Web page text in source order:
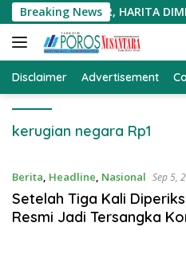
Langsung
ke
konten
Breaking News
PROSEDUR, HARITA
Disclaimer Advertisement
kerugian negara Rp1
Berita, Headline, Nasional Sep 5,
Setelah Tiga Kali
Resmi Jadi Tersangka